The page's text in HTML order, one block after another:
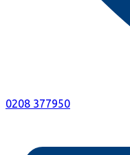
0208 377950